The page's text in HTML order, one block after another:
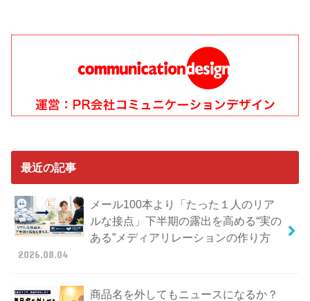
最近の記事
メール100本より「たった１人のリア
ルな接点」下半期の露出を高める“実の
ある”メディアリレーションの作り方
2026.08.04
商品名を外してもニュースになるか？